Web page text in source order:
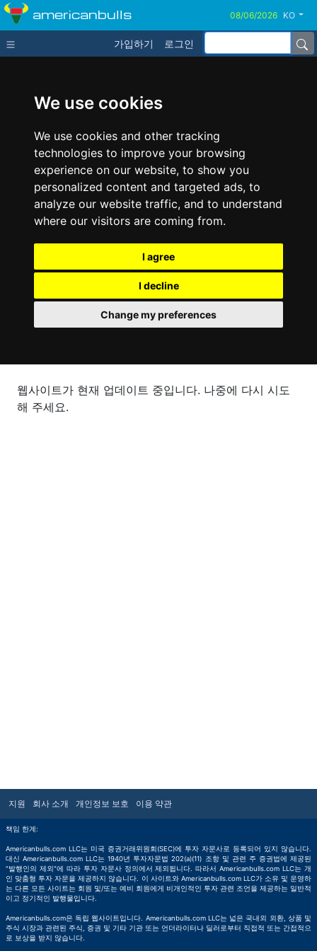
We use cookies
We use cookies and other tracking
technologies to improve your browsing
experience on our website, to show you
personalized content and targeted ads, to
analyze our website traffic, and to understand
where our visitors are coming from.
I agree
I decline
Change my preferences
americanbulls KO
가입하기 로그인
웹사이트가 현재 업데이트 중입니다. 나중에 다시 시도
해 주세요.
지원 회사 소개 개인정보 보호 이용 약관
책임 한계:
Americanbulls.com LLC는 미국 증권거래위원회(SEC)에 투자 자문사로 등록되어 있지 않습니다.
대신 Americanbulls.com LLC는 1940년 투자자문법 202(a)(11) 조항 및 관련 주 증권법에 제공된
"발행인의 제외"에 따라 투자 자문사 정의에서 제외됩니다. 따라서 Americanbulls.com LLC는 개
인 맞춤형 투자 자문을 제공하지 않습니다. 이 사이트와 Americanbulls.com LLC가 소유 및 운영하
는 다른 모든 사이트는 회원 및/또는 예비 회원에게 비개인적인 투자 관련 조언을 제공하는 일반적
이고 정기적인 발행물입니다.
Americanbulls.com은 독립 웹사이트입니다. Americanbulls.com LLC는 넓은 국내외 외환, 상품 및
주식 시장과 관련된 주식, 증권 및 기타 기관 또는 언더라이터나 딜러로부터 직접적 또는 간접적으
로 보상을 받지 않습니다.